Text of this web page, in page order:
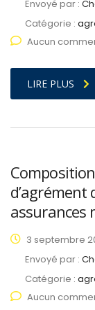
Envoyé par :
Catégorie :
Aucun
LIRE PLUS
d’agrément
assurances
3 septembre
Envoyé par :
Catégorie :
Aucun